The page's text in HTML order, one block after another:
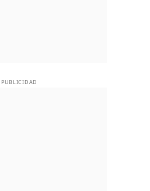
PUBLICIDAD